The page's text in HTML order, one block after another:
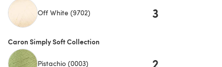
Off White (9702) 3
Caron Simply Soft Collection
Pistachio (0003) 2